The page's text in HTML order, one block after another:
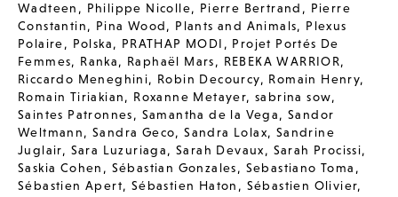
Wadteen , Philippe Nicolle, Pierre Bertrand , Pierre
Constantin, Pina Wood, Plants and Animals, Plexus
Polaire, Polska, PRATHAP MODI , Projet Portés De
Femmes, Ranka, Raphaël Mars, REBEKA WARRIOR,
Riccardo Meneghini, Robin Decourcy, Romain Henry,
Romain Tiriakian, Roxanne Metayer,sabrina sow,
Saintes Patronnes, Samantha de la Vega,Sandor
Weltmann,Sandra Geco,Sandra Lolax, Sandrine
Juglair, Sara Luzuriaga,Sarah Devaux, Sarah Procissi,
Saskia Cohen , Sébastian Gonzales, Sebastiano Toma ,
Sébastien Apert, Sébastien Haton , Sébastien Olivier,